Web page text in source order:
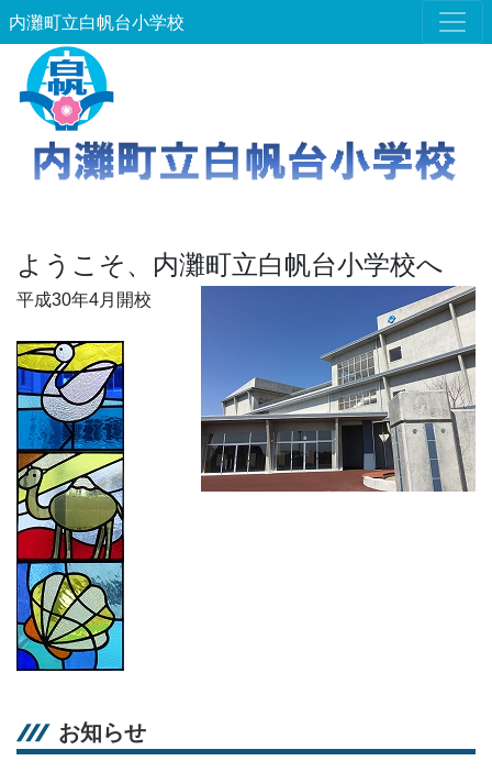
内灘町立白帆台小学校
ようこそ、内灘町立白帆台小学校へ
平成30年4月開校
お知らせ